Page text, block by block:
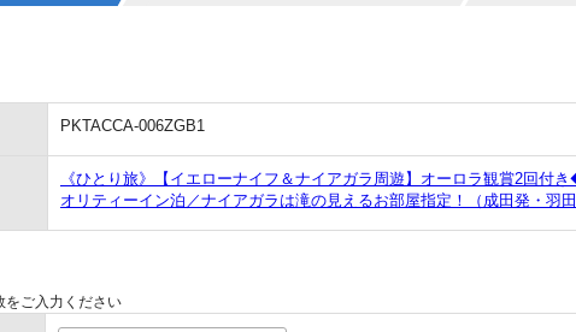
PKTACCA-006ZGB1
《ひとり旅》【イエローナイフ＆ナイアガラ周遊】オーロラ観賞2回付
オリティーイン泊／ナイアガラは滝の見えるお部屋指定！（成田発・羽
をご入力ください